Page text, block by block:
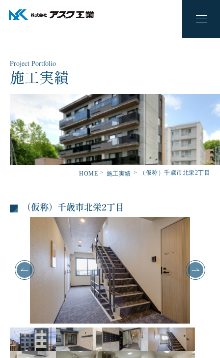
Project Portfolio
施工実績
HOME 施工実績 （仮称）千歳市北栄2丁目
（仮称）千歳市北栄2丁目